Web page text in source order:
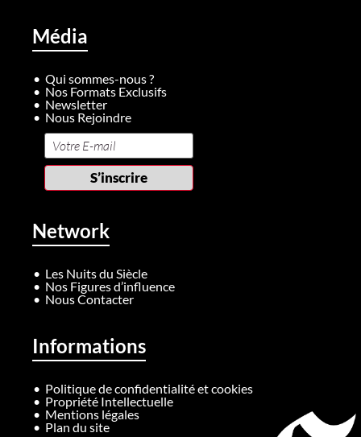
Média
Qui sommes-nous ?
Nos Formats Exclusifs
Newsletter
Nous Rejoindre
Network
Les Nuits du Siècle
Nos Figures d’influence
Nous Contacter
Informations
Politique de confidentialité et cookies
Propriété Intellectuelle
Mentions légales
Plan du site